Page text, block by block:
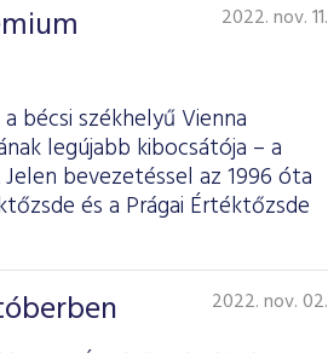
2022. nov. 11.
bécsi székhelyű Vienna
legújabb kibocsátója – a
bevezetéssel az 1996 óta
és a Prágai Értéktőzsde
2022. nov. 02.